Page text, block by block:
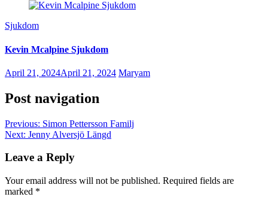
Sjukdom
Kevin Mcalpine Sjukdom
April 21, 2024April 21, 2024 Maryam
Post navigation
Previous: Simon Pettersson Familj
Next: Jenny Alversjö Längd
Leave a Reply
Your email address will not be published. Required fields are
marked *